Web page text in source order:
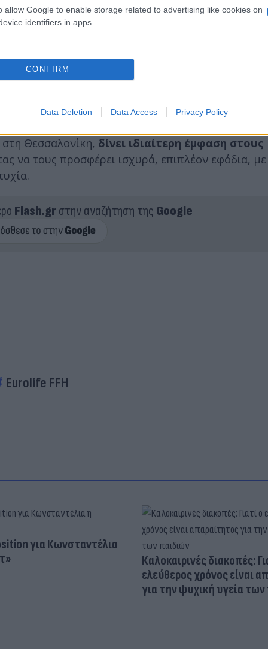
allow Google to enable storage related to advertising like cookies on
identifiers in apps.
CONFIRM
Data Deletion Data Access Privacy Policy
έναtest γνώσεωνπολλαπλών
του προγράμματος “Advanced Program in
με επιτυχία τον κύκλο
από το Πανεπιστήμιο Πειραιώς, κατά τη
των συνεργατών της με κάθε τρόπο.
με στόχο την εκπαίδευση και ενδυνάμωσή
Θεσσαλονίκη, δίνει ιδιαίτερη έμφαση στους
να τους προσφέρει ισχυρά, επιπλέον εφόδια, με
Flash.grστην αναζήτηση της Google
Eurolife FFH
για Κωνσταντέλια
Καλοκαιρινές διακοπές:
ελεύθερος χρόνος είναι
για την ψυχική υγεία